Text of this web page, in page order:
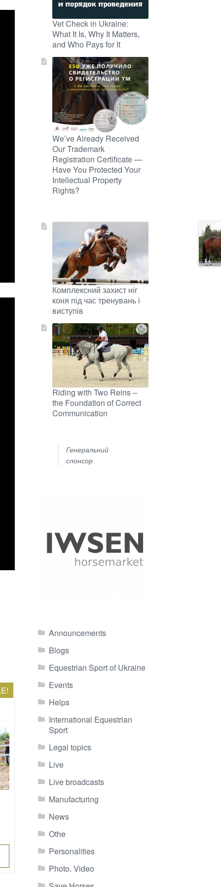
Vet Check in Ukraine:
What It Is, Why It Matters,
and Who Pays for It
We’ve Already Received
Our Trademark
Registration Certificate —
Have You Protected Your
Intellectual Property
Rights?
Комплексний захист ніг
коня під час тренувань і
виступів
Riding with Two Reins –
the Foundation of Correct
Communication
Генеральний
спонсор
Announcements
Blogs
Equestrian Sport of Ukraine
Events
Helps
International Equestrian
Sport
Legal topics
Live
Live broadcasts
Manufacturing
News
Othe
Personalities
Photo. Video